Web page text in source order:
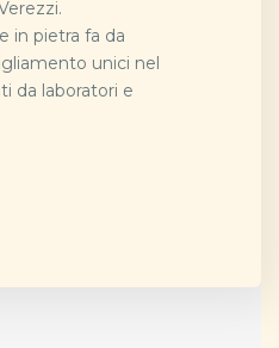
in pietra fa da
unici nel
da laboratori e